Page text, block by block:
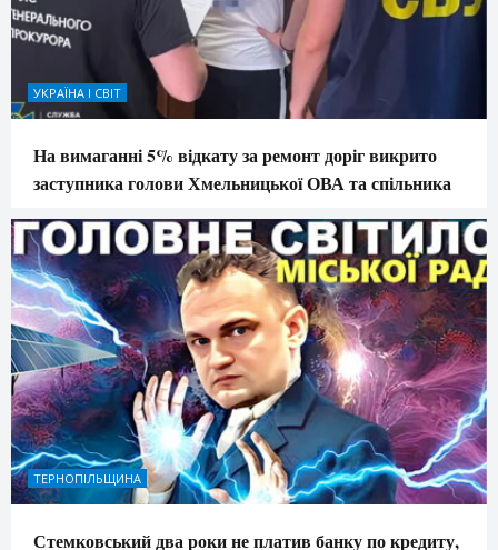
УКРАЇНА І СВІТ
На вимаганні 5% відкату за ремонт доріг викрито
заступника голови Хмельницької ОВА та спільника
ТЕРНОПІЛЬЩИНА
Стемковський два роки не платив банку по кредиту,